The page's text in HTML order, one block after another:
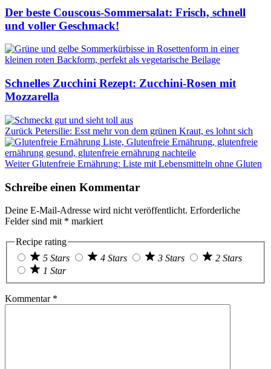
Der beste Couscous-Sommersalat: Frisch, schnell
und voller Geschmack!
Schnelles Zucchini Rezept: Zucchini-Rosen mit
Mozzarella
Zurück Petersilie: Esst mehr von dem grünen Kraut, es lohnt sich
WeiterGlutenfreie Ernährung: Liste mit Lebensmitteln ohne Gluten
Schreibe einen Kommentar
Deine E-Mail-Adresse wird nicht veröffentlicht. Erforderliche
Felder sind mit * markiert
Recipe rating
5 Stars
4 Stars 3 Stars
2 Stars
1 Star
Kommentar *